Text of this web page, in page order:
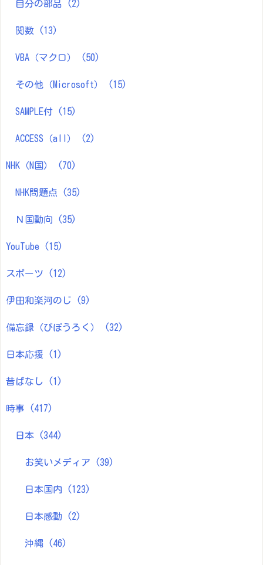
自分の部品 (2)
関数 (13)
VBA（マクロ） (50)
その他（Microsoft） (15)
SAMPLE付 (15)
ACCESS（all） (2)
NHK（N国） (70)
NHK問題点 (35)
Ｎ国動向 (35)
YouTube (15)
スポーツ (12)
伊田和楽河のじ (9)
備忘録（びぼうろく） (32)
日本応援 (1)
昔ばなし (1)
時事 (417)
日本 (344)
お笑いメディア (39)
日本国内 (123)
日本感動 (2)
沖縄 (46)